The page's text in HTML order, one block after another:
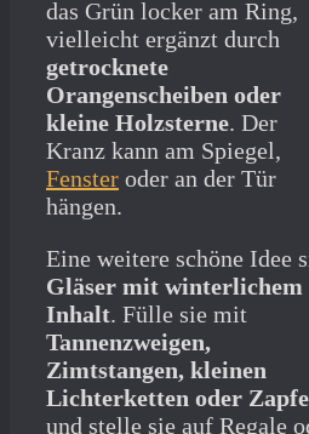
das Grün locker am Ring,
vielleicht ergänzt durch
getrocknete
Orangenscheiben oder
kleine Holzsterne. Der
Kranz kann am Spiegel,
Fenster oder an der Tür
hängen.
Eine weitere schöne Idee
Gläser mit winterlichem
Inhalt. Fülle sie mit
Tannenzweigen,
Zimtstangen, kleinen
Lichterketten oder
und stelle sie auf Regale